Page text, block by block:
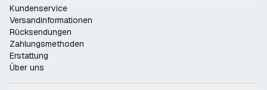
Kundenservice
Versandinformationen
Rücksendungen
Zahlungsmethoden
Erstattung
Über uns